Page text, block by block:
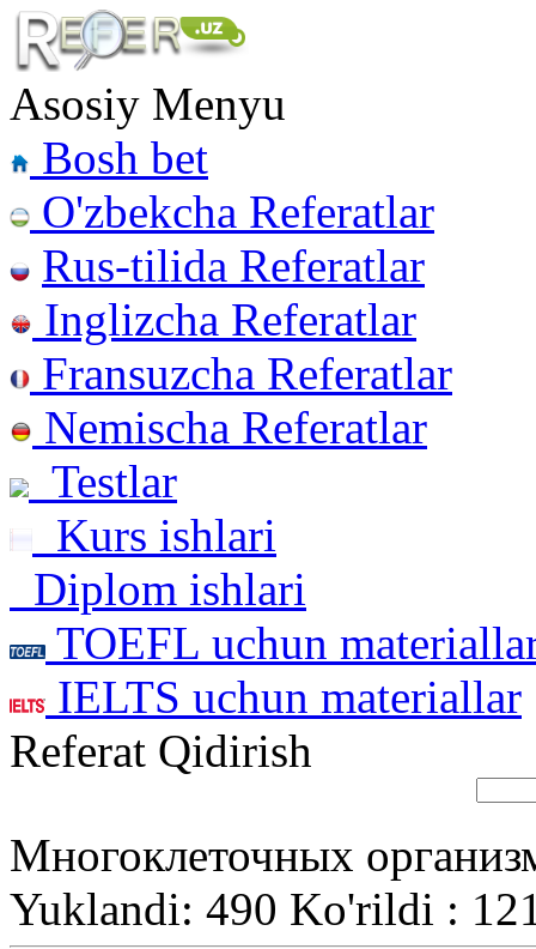
Asosiy Menyu
Bosh bet
O'zbekcha Referatlar
Rus-tilida Referatlar
Inglizcha Referatlar
Fransuzcha Referatlar
Nemischa Referatlar
Testlar
Kurs ishlari
Diplom ishlari
TOEFL uchun
IELTS uchun materiallar
Referat Qidirish
Многоклеточных
Yuklandi: 490 Ko'rildi :